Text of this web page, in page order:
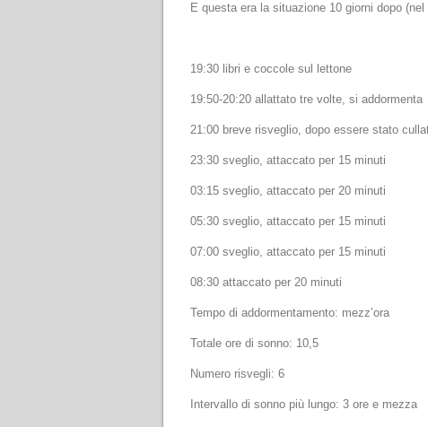
E questa era la situazione 10 giorni dopo
19:30 libri e coccole sul lettone
19:50-20:20 allattato tre volte, si addormenta
21:00 breve risveglio, dopo essere stato
23:30 sveglio, attaccato per 15 minuti
03:15 sveglio, attaccato per 20 minuti
05:30 sveglio, attaccato per 15 minuti
07:00 sveglio, attaccato per 15 minuti
08:30 attaccato per 20 minuti
Tempo di addormentamento: mezz’ora
Totale ore di sonno: 10,5
Numero risvegli: 6
Intervallo di sonno più lungo: 3 ore e mezza